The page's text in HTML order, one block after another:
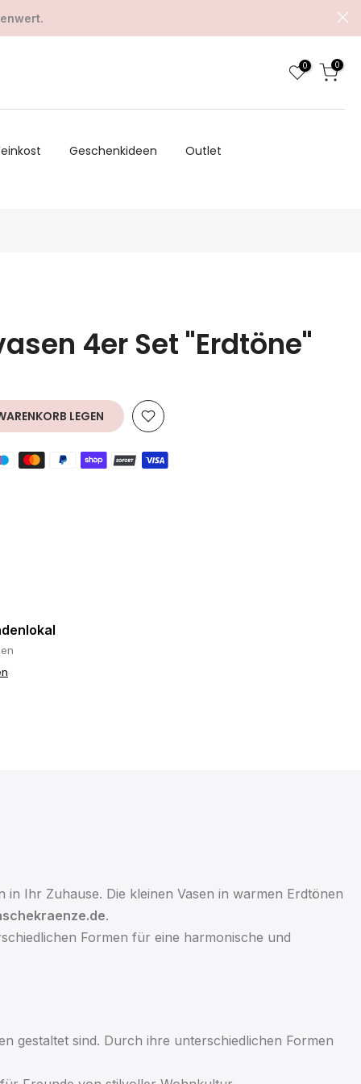
0 0
Geschenkideen
Outlet
4er Set "Erdtöne"
LEGEN
Ihr Zuhause. Die kleinen Vasen in warmen Erdtönen
.
Formen für eine harmonische und
gestaltet sind. Durch ihre unterschiedlichen Formen